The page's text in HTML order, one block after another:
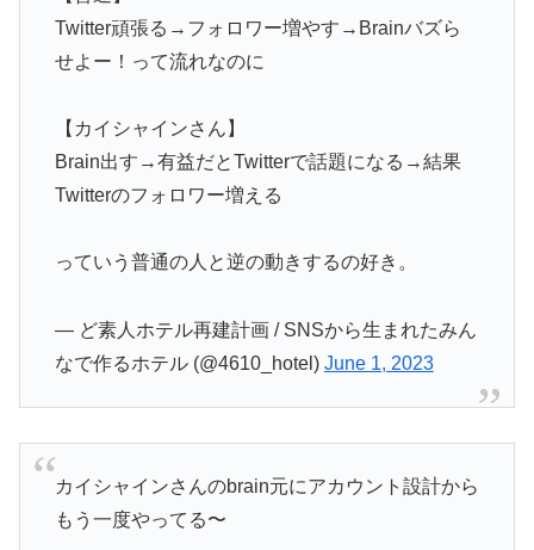
Twitter頑張る→フォロワー増やす→Brainバズら
せよー！って流れなのに
【カイシャインさん】
Brain出す→有益だとTwitterで話題になる→結果
Twitterのフォロワー増える
っていう普通の人と逆の動きするの好き。
— ど素人ホテル再建計画 / SNSから生まれたみん
なで作るホテル (@4610_hotel) June 1, 2023
カイシャインさんのbrain元にアカウント設計から
もう一度やってる〜